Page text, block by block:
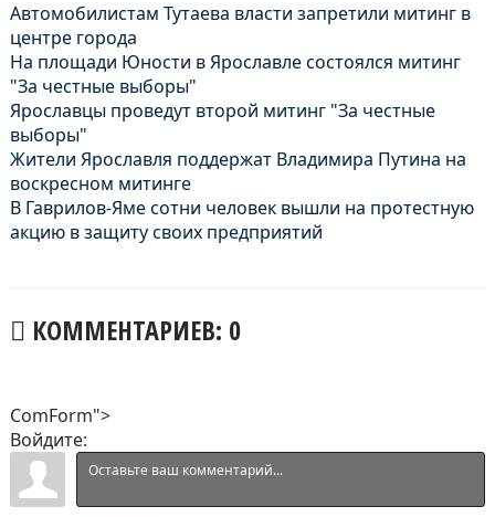
Автомобилистам Тутаева власти запретили митинг в
центре города
На площади Юности в Ярославле состоялся митинг
"За честные выборы"
Ярославцы проведут второй митинг "За честные
выборы"
Жители Ярославля поддержат Владимира Путина на
воскресном митинге
В Гаврилов-Яме сотни человек вышли на протестную
акцию в защиту своих предприятий
КОММЕНТАРИЕВ: 0
ComForm">
Войдите: